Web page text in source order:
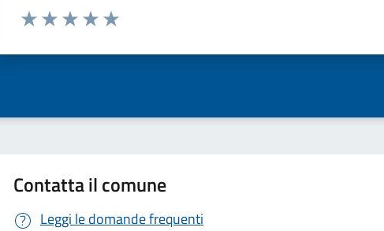
Valuta da 1 a 5 stelle la pagina
Contatta il comune
Leggi le domande frequenti